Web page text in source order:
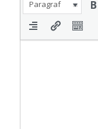
Paragraf